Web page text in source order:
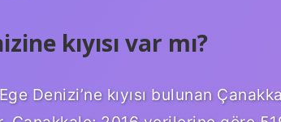
kıyısı var mı?
Denizi’ne kıyısı bulunan